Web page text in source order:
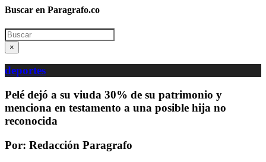
Buscar en Paragrafo.co
Search
×
deportes
Pelé dejó a su viuda 30% de su patrimonio y
menciona en testamento a una posible hija no
reconocida
Por: Redacción Paragrafo